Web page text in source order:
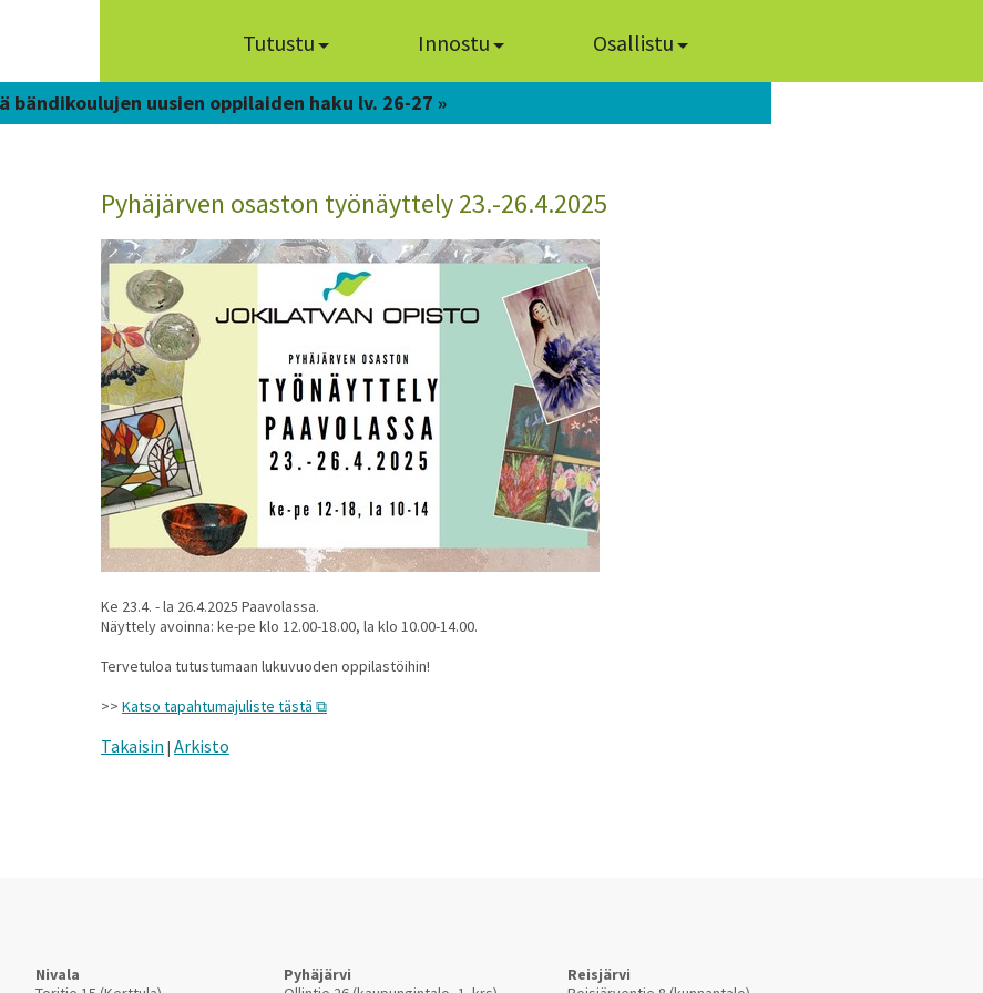
Tutustu Innostu Osallistu
bändikoulujen uusien oppilaiden haku lv. 26-27 »
Pyhäjärven osaston työnäyttely 23.-26.4.2025
Ke 23.4. - la 26.4.2025 Paavolassa.
Näyttely avoinna: ke-pe klo 12.00-18.00, la klo 10.00-14.00.
Tervetuloa tutustumaan lukuvuoden oppilastöihin!
>> Katso tapahtumajuliste tästä
Takaisin | Arkisto
Nivala
Pyhäjärvi
Reisjärvi